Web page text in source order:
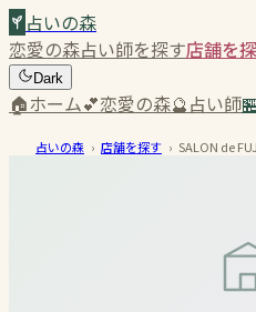
占いの森
恋愛の森占い師を探す店舗を
Dark
🏠ホーム💕恋愛の森🔮占い師🏪
占いの森 › 店舗を探す › SALON de